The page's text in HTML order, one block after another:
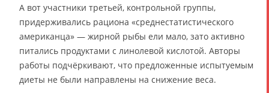
А вот участники третьей, контрольной группы,
придерживались рациона «среднестатистического
американца» — жирной рыбы ели мало, зато активно
питались продуктами с линолевой кислотой. Авторы
работы подчёркивают, что предложенные испытуемым
диеты не были направлены на снижение веса.